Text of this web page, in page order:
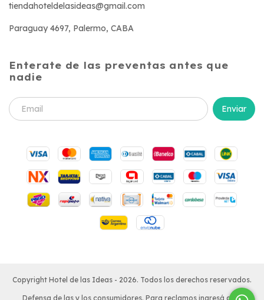
tiendahoteldelasideas@gmail.com
Paraguay 4697, Palermo, CABA
Enterate de las preventas antes que
nadie
Copyright Hotel de las Ideas - 2026. Todos los derechos reservados.
Defensa de las y los consumidores. Para reclamos ingresá acá.